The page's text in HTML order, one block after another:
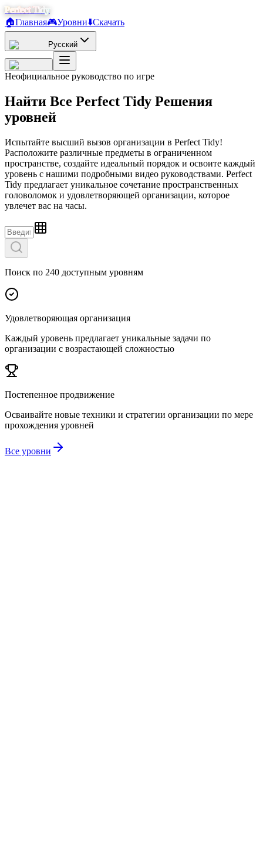
Perfect Tidy
🏠Главная🎮Уровни⬇️Скачать
Русский
Неофициальное руководство по игре
Найти Все Perfect Tidy Решения
уровней
Испытайте высший вызов организации в Perfect Tidy!
Расположите различные предметы в ограниченном
пространстве, создайте идеальный порядок и освоите каждый
уровень с нашими подробными видео руководствами. Perfect
Tidy предлагает уникальное сочетание пространственных
головоломок и удовлетворяющей организации, которое
увлечет вас на часы.
Поиск по 240 доступным уровням
Удовлетворяющая организация
Каждый уровень предлагает уникальные задачи по
организации с возрастающей сложностью
Постепенное продвижение
Осваивайте новые техники и стратегии организации по мере
прохождения уровней
Все уровни